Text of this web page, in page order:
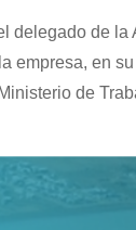
delegado de
empresa, en
de